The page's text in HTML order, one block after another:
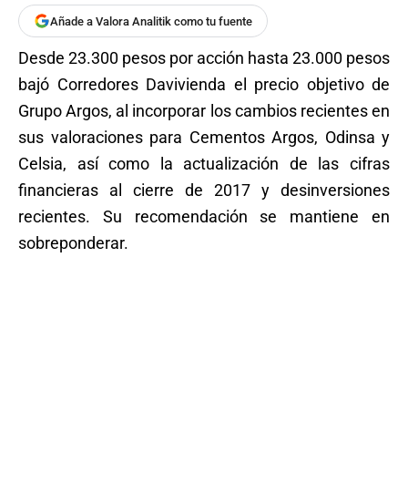
Añade a Valora Analitik como tu fuente
Desde 23.300 pesos por acción hasta 23.000 pesos
bajó Corredores Davivienda el precio objetivo de
Grupo Argos, al incorporar los cambios recientes en
sus valoraciones para Cementos Argos, Odinsa y
Celsia, así como la actualización de las cifras
financieras al cierre de 2017 y desinversiones
recientes. Su recomendación se mantiene en
sobreponderar.